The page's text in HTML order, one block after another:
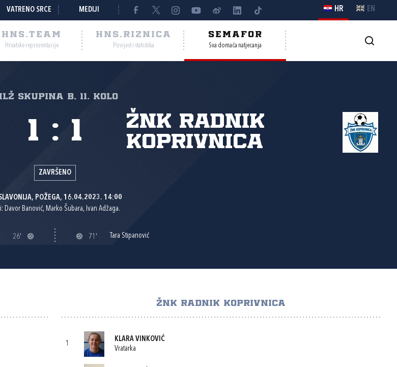
VATRENO SRCE MEDIJI HR EN
HNS.TEAM
Hrvatske reprezentacije
HNS.RIZNICA
Povijest i statistika
SEMAFOR
Sva domaća natjecanja
Skupina B, 11. kolo
ŽNK Radnik
Koprivnica
1 : 1
ZAVRŠENO
POŽEGA, 16.04.2023. 14:00
Davor Banović, Marko Šubara, Ivan Adžaga.
26' 71' Tara Stipanović
ŽNK RADNIK KOPRIVNICA
1
KLARA VINKOVIĆ
Vratarka